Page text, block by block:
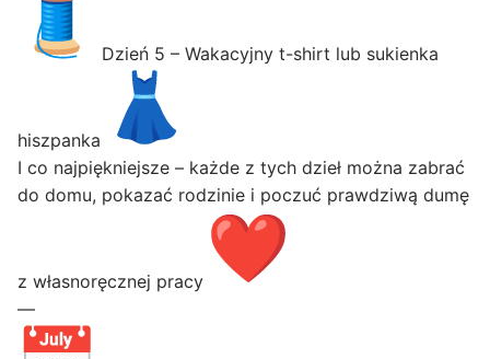
Dzień 5 – Wakacyjny t-shirt lub sukienka
hiszpanka
I co najpiękniejsze – każde z tych dzieł można zabrać
do domu, pokazać rodzinie i poczuć prawdziwą dumę
z własnoręcznej pracy
—